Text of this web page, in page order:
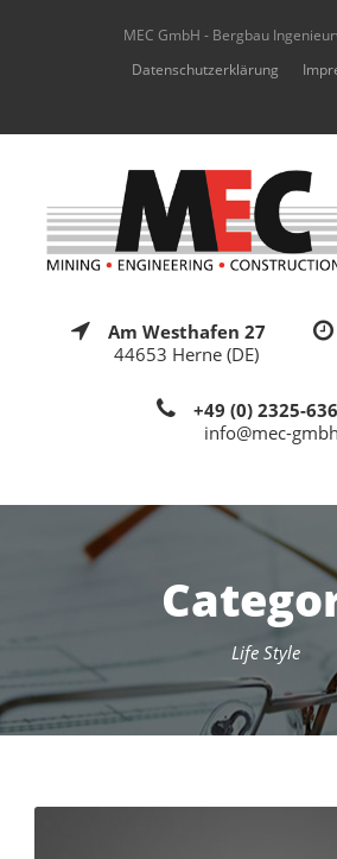
MEC GmbH - Bergbau
Datenschutzerklärung
Am Westhafen 27
44653 Herne (DE)
+49 (0) 2325-
info@mec-
Life Style